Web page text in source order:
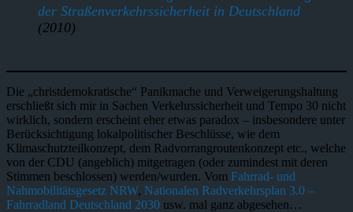
der Straßenverkehrssicherheit in Deutschland
(2010)
Die „christdemokratische“ Panikmache und Verweigerungshaltung
erschließt sich mir in Sachen Verkehrssicherheit und Tempo 30 nicht
wirklich, sondern erscheint eher etwas paradox – insbesondere unter
Berücksichtigung lokalpolitischer Beschlüsse, wie dem
Klimaschutzteilkonzept, dem Radvorrangroutenkonzept etc., welche
von der CDU (angeblich) mitgetragen (oder zumindest mit deren
Stimmen beschlossen) werden/wurden. Vom Fahrrad- und
Nahmobilitätsgesetz NRW, Nationalen Radverkehrsplan 3.0 –
Fahrradland Deutschland 2030 usw. mal ganz abgesehen…